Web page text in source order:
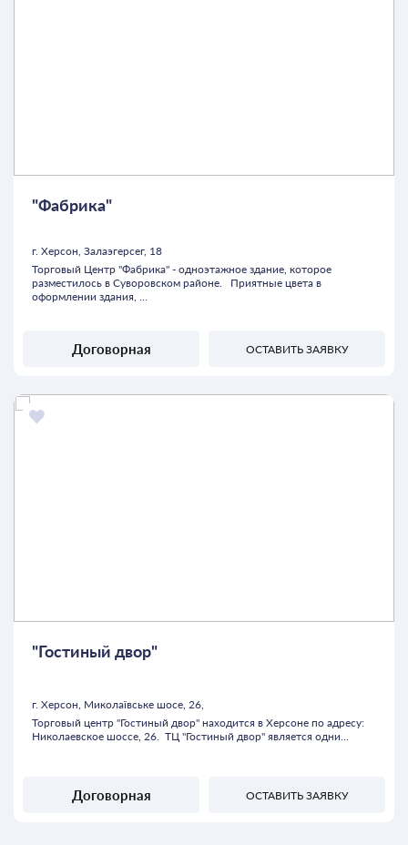
"Фабрика"
г. Херсон, Залаэгерсег, 18
Торговый Центр "Фабрика" - одноэтажное здание, которое
разместилось в Суворовском районе. Приятные цвета в
оформлении здания, ...
Договорная ОСТАВИТЬ ЗАЯВКУ
"Гостиный двор"
г. Херсон, Миколаївське шосе, 26,
Торговый центр "Гостиный двор" находится в Херсоне по адресу:
Николаевское шоссе, 26. ТЦ "Гостиный двор" является одни...
Договорная ОСТАВИТЬ ЗАЯВКУ